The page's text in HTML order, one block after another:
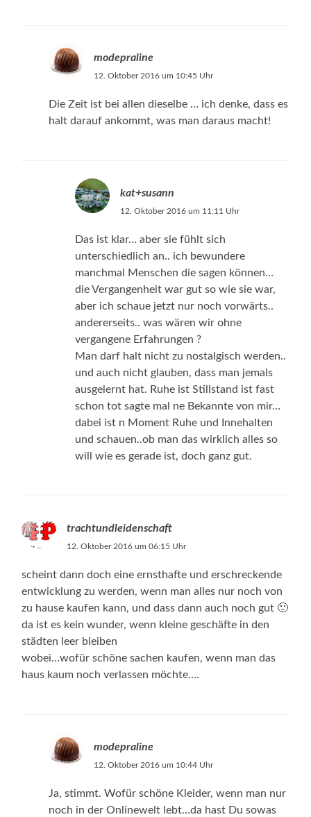
modepraline
12. Oktober 2016 um 10:45 Uhr
Die Zeit ist bei allen dieselbe … ich denke, dass es
halt darauf ankommt, was man daraus macht!
kat+susann
12. Oktober 2016 um 11:11 Uhr
Das ist klar… aber sie fühlt sich
unterschiedlich an.. ich bewundere
manchmal Menschen die sagen können…
die Vergangenheit war gut so wie sie war,
aber ich schaue jetzt nur noch vorwärts..
andererseits.. was wären wir ohne
vergangene Erfahrungen ?
Man darf halt nicht zu nostalgisch werden..
und auch nicht glauben, dass man jemals
ausgelernt hat. Ruhe ist Stillstand ist fast
schon tot sagte mal ne Bekannte von mir…
dabei ist n Moment Ruhe und Innehalten
und schauen..ob man das wirklich alles so
will wie es gerade ist, doch ganz gut.
trachtundleidenschaft
12. Oktober 2016 um 06:15 Uhr
scheint dann doch eine ernsthafte und erschreckende
entwicklung zu werden, wenn man alles nur noch von
zu hause kaufen kann, und dass dann auch noch gut 🙁
da ist es kein wunder, wenn kleine geschäfte in den
städten leer bleiben
wobei…wofür schöne sachen kaufen, wenn man das
haus kaum noch verlassen möchte….
modepraline
12. Oktober 2016 um 10:44 Uhr
Ja, stimmt. Wofür schöne Kleider, wenn man nur
noch in der Onlinewelt lebt…da hast Du sowas